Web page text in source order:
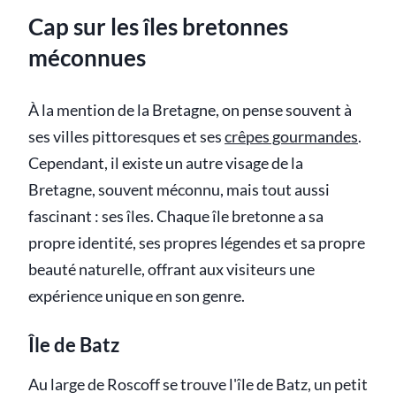
Cap sur les îles bretonnes
méconnues
À la mention de la Bretagne, on pense souvent à
ses villes pittoresques et sescrêpes gourmandes.
Cependant, il existe un autre visage de la
Bretagne, souvent méconnu, mais tout aussi
fascinant : ses îles. Chaque île bretonne a sa
propre identité, ses propres légendes et sa propre
beauté naturelle, offrant aux visiteurs une
expérience unique en son genre.
Île de Batz
Au large de Roscoff se trouve l'île de Batz, un petit